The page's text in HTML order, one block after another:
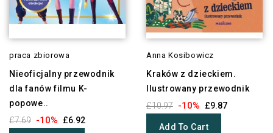
praca zbiorowa
Nieoficjalny przewodnik
dla fanów filmu K-
popowe..
£7.69 -10% £6.92
Anna Kosibowicz
Kraków z dzieckiem.
Ilustrowany przewodnik
£10.97 -10% £9.87
Add To Cart